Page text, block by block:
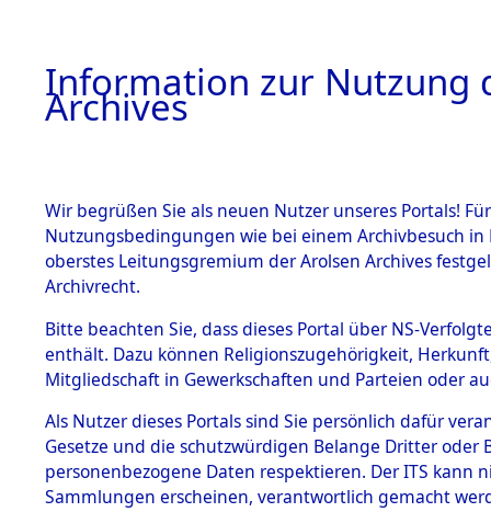
BESTÄNDE
1.
mente
5. Verschiedenes
5.3
Todesmärsche
0266
Information zur Nutzung
Archives
Wir begrüßen Sie als neuen Nutzer unseres Portals!
Nutzungsbedingungen wie bei einem Archivbesuch
oberstes Leitungsgremium der Arolsen Archives
Archivrecht.
Bitte beachten Sie, dass dieses Portal über NS-
enthält. Dazu können Religionszugehörigkeit,
Mitgliedschaft in Gewerkschaften und Parteien oder
Als Nutzer dieses Portals sind Sie persönlich dafür
Gesetze und die schutzwürdigen Belange Dritter
personenbezogene Daten respektieren. Der ITS
Sammlungen erscheinen, verantwortlich gemacht